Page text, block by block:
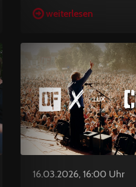
weiterlesen
16.03.2026, 16:00 Uhr